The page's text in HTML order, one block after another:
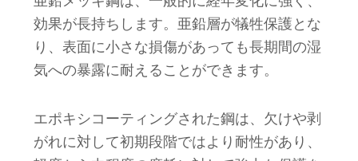
効果が長持ちします。亜鉛層が犠牲保護とな
り、表面に小さな損傷があっても長期間の湿
気への暴露に耐えることができます。
エポキシコーティングされた鋼は、欠けや剥
がれに対して初期段階ではより耐性があり、